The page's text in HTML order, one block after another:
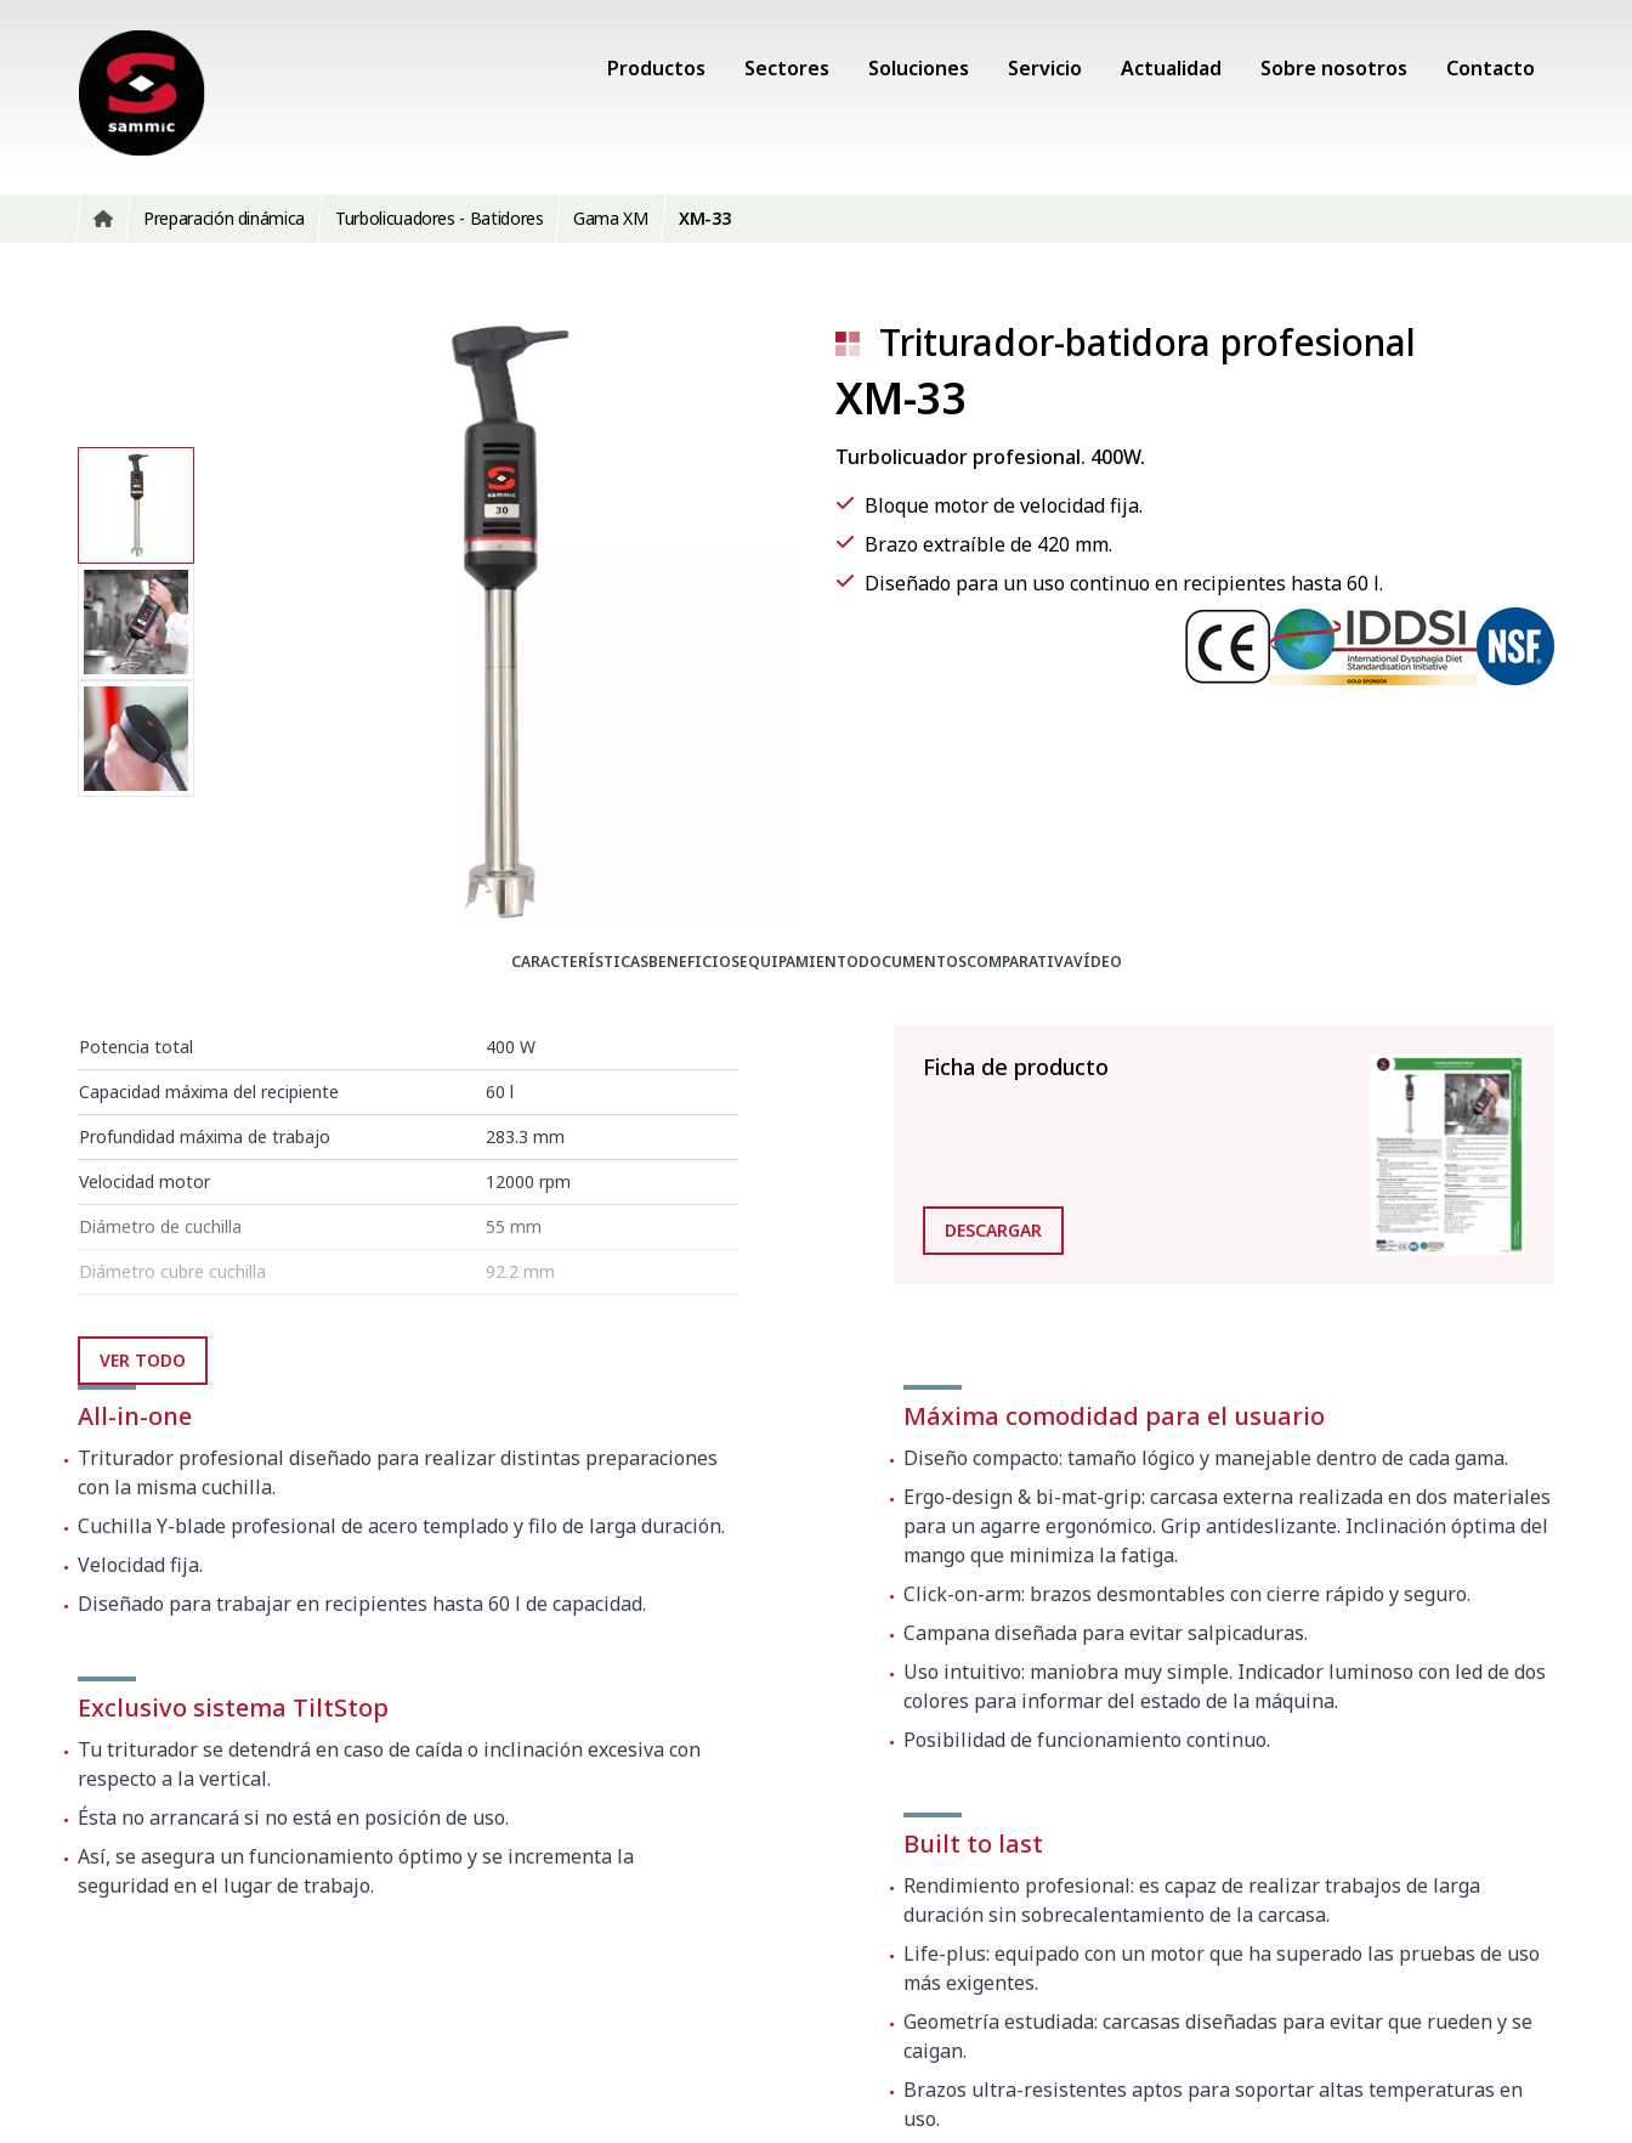
Productos Sectores Soluciones Servicio Actualidad Sobre nosotros Contacto
Preparación dinámica Turbolicuadores - Batidores Gama XM XM-33
Triturador-batidora profesional
XM-33
Turbolicuador profesional. 400W.
Bloque motor de velocidad fija.
Brazo extraíble de 420 mm.
Diseñado para un uso continuo en recipientes hasta 60 l.
CARACTERÍSTICASBENEFICIOSEQUIPAMIENTODOCUMENTOSCOMPARATIVAVÍDEO
Potencia total
400 W
Capacidad máxima del recipiente
60 l
Profundidad máxima de trabajo
283.3 mm
Velocidad motor
12000 rpm
Diámetro de cuchilla
55 mm
Diámetro cubre cuchilla
92.2 mm
Longitud
Longitud brazo triturador
Longitud total
Nivel de ruido a 1 m
Dimensiones del embalaje
Peso bruto
VER TODO
Ficha de producto
DESCARGAR
All-in-one
Triturador profesional diseñado para realizar distintas preparaciones
con la misma cuchilla.
Cuchilla Y-blade profesional de acero templado y filo de larga duración.
Velocidad fija.
Diseñado para trabajar en recipientes hasta 60 l de capacidad.
Exclusivo sistema TiltStop
Tu triturador se detendrá en caso de caída o inclinación excesiva con
respecto a la vertical.
Ésta no arrancará si no está en posición de uso.
Así, se asegura un funcionamiento óptimo y se incrementa la
seguridad en el lugar de trabajo.
Máxima comodidad para el usuario
Diseño compacto: tamaño lógico y manejable dentro de cada gama.
Ergo-design & bi-mat-grip: carcasa externa realizada en dos materiales
para un agarre ergonómico. Grip antideslizante. Inclinación óptima del
mango que minimiza la fatiga.
Click-on-arm: brazos desmontables con cierre rápido y seguro.
Campana diseñada para evitar salpicaduras.
Uso intuitivo: maniobra muy simple. Indicador luminoso con led de dos
colores para informar del estado de la máquina.
Posibilidad de funcionamiento continuo.
Built to last
Rendimiento profesional: es capaz de realizar trabajos de larga
duración sin sobrecalentamiento de la carcasa.
Life-plus: equipado con un motor que ha superado las pruebas de uso
más exigentes.
Geometría estudiada: carcasas diseñadas para evitar que rueden y se
caigan.
Brazos ultra-resistentes aptos para soportar altas temperaturas en
uso.